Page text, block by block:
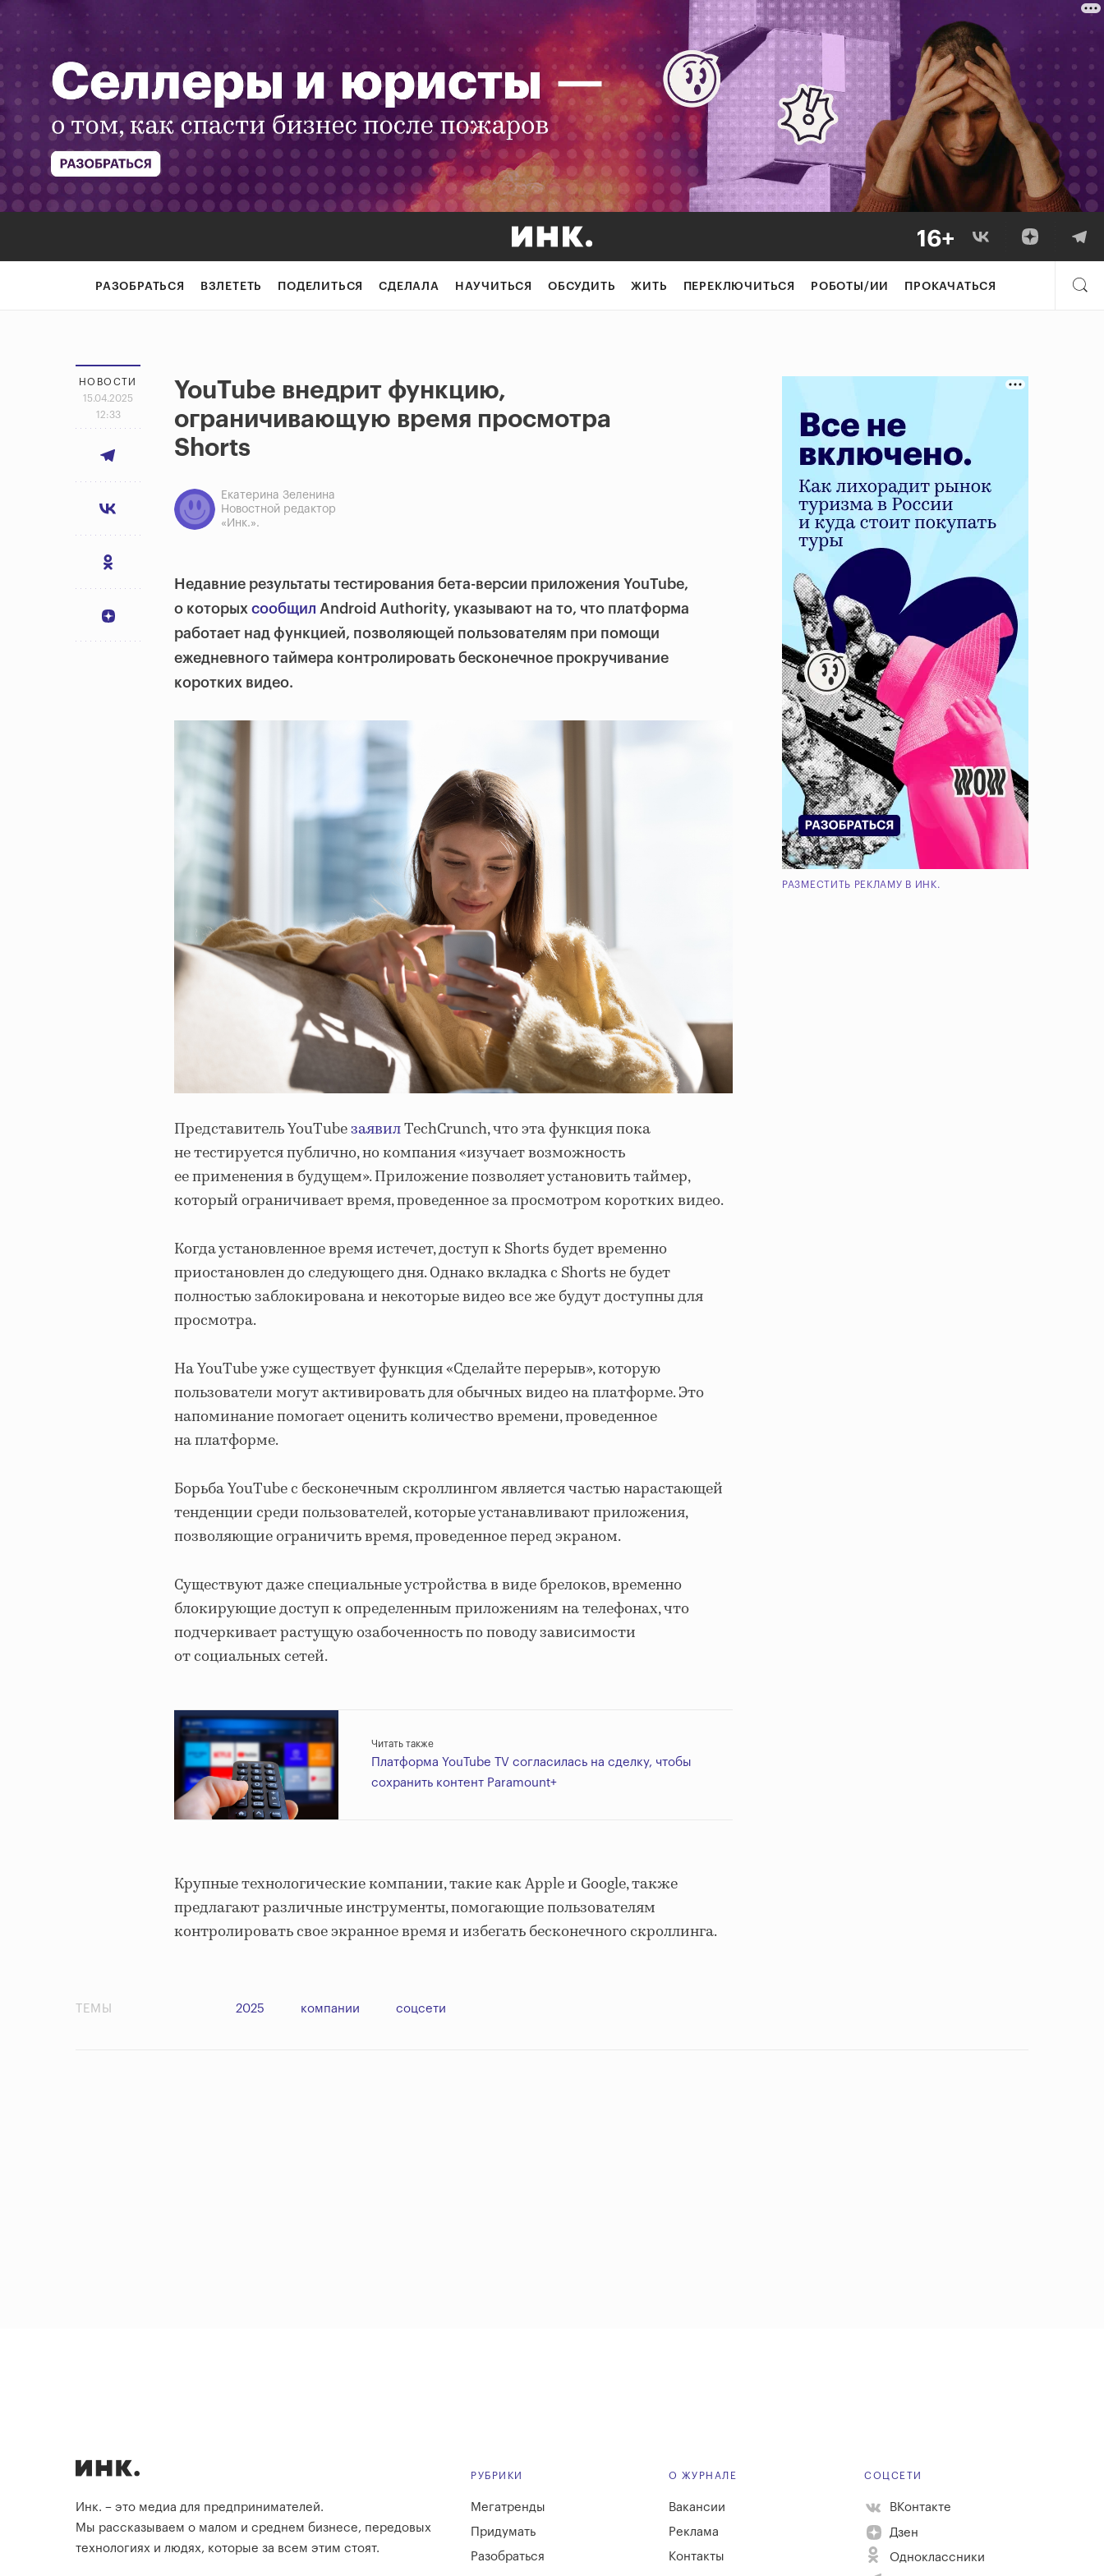
РАЗОБРАТЬСЯ ВЗЛЕТЕТЬ ПОДЕЛИТЬСЯ СДЕЛАЛА НАУЧИТЬСЯ ОБСУДИТЬ ЖИТЬ ПЕРЕКЛЮЧИТЬСЯ РОБОТЫ/ИИ ПРОКАЧАТЬСЯ
НОВОСТИ
15.04.2025
12:33
YouTube внедрит функцию,
ограничивающую время просмотра
Shorts
Екатерина Зеленина
Новостной редактор
«Инк.».
Недавние результаты тестирования бета-версии приложения YouTube,
о которых сообщил Android Authority, указывают на то, что платформа
работает над функцией, позволяющей пользователям при помощи
ежедневного таймера контролировать бесконечное прокручивание
коротких видео.
Представитель YouTubeзаявилTechCrunch, что эта функция пока
не тестируется публично, но компания «изучает возможность
ее применения в будущем». Приложение позволяет установить таймер,
который ограничивает время, проведенное за просмотром коротких видео.
Когда установленное время истечет, доступ к Shorts будет временно
приостановлен до следующего дня. Однако вкладка с Shorts не будет
полностью заблокирована и некоторые видео все же будут доступны для
просмотра.
На YouTube уже существует функция «Сделайте перерыв», которую
пользователи могут активировать для обычных видео на платформе. Это
напоминание помогает оценить количество времени, проведенное
на платформе.
Борьба YouTube с бесконечным скроллингом является частью нарастающей
тенденции среди пользователей, которые устанавливают приложения,
позволяющие ограничить время, проведенное перед экраном.
Существуют даже специальные устройства в виде брелоков, временно
блокирующие доступ к определенным приложениям на телефонах, что
подчеркивает растущую озабоченность по поводу зависимости
от социальных сетей.
Читать также
Платформа YouTube TV согласилась на сделку, чтобы
сохранить контент Paramount+
Крупные технологические компании, такие как Apple и Google, также
предлагают различные инструменты, помогающие пользователям
контролировать свое экранное время и избегать бесконечного скроллинга.
РАЗМЕСТИТЬ РЕКЛАМУ В ИНК.
ТЕМЫ 2025 компании соцсети
Инк. – это медиа для предпринимателей.
Мы рассказываем о малом и среднем бизнесе, передовых
технологиях и людях, которые за всем этим стоят.
РУБРИКИ
Мегатренды
Придумать
Разобраться
О ЖУРНАЛЕ
Вакансии
Реклама
Контакты
СОЦСЕТИ
ВКонтакте
Дзен
Одноклассники